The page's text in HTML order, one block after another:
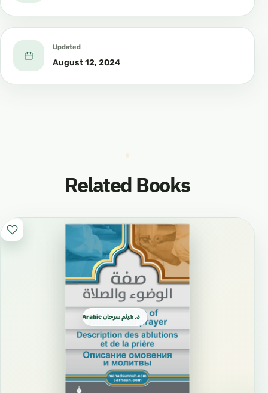
Updated
August 12, 2024
Related Books
د. هيثم سرحان Arabic العربية